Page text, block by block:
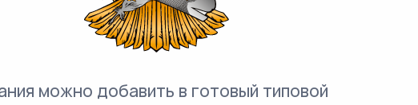
можно добавить в готовый типовой